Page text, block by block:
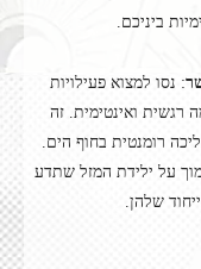
ביניכם.
: נסו למצוא פעילויות
רגשית ואינטימית. זה
רומנטית בחוף הים.
על ילידת המזל שתדע
שלהן.